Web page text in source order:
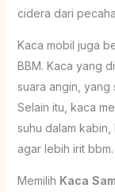
cidera dari
Kaca mobil juga
BBM. Kaca yang
suara angin, yang
Selain itu, kaca
suhu dalam
agar lebih irit bbm.
Memilih Kaca